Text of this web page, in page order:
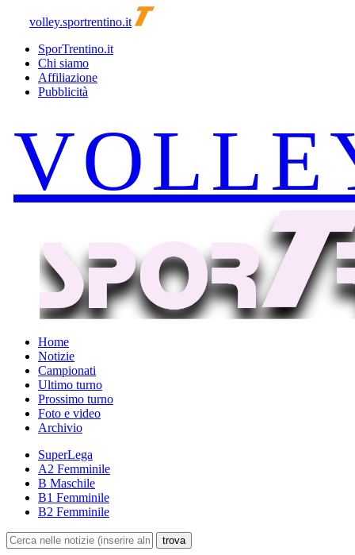
volley.sportrentino.it
SporTrentino.it
Chi siamo
Affiliazione
Pubblicità
Home
Notizie
Campionati
Ultimo turno
Prossimo turno
Foto e video
Archivio
SuperLega
A2 Femminile
B Maschile
B1 Femminile
B2 Femminile